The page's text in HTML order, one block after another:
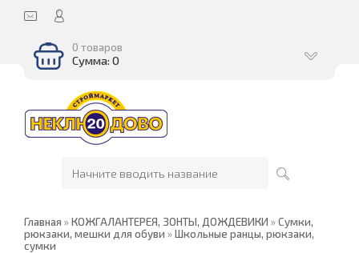
0 товаров
Сумма: 0
Главная »КОЖГАЛАНТЕРЕЯ, ЗОНТЫ, ДОЖДЕВИКИ »Сумки,
рюкзаки, мешки для обуви »Школьные ранцы, рюкзаки,
сумки